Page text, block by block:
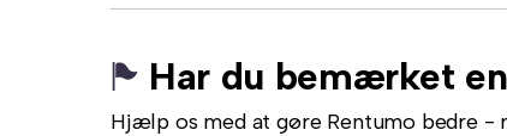
Har du bemærket
Hjælp os med at gøre Rentumo bedre